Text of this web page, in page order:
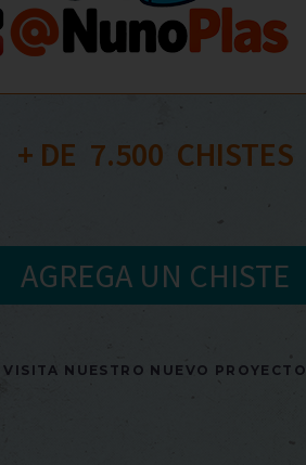
+ DE 7.500
  CHISTES
AGREGA UN CHISTE
VISITA NUESTRO NUEVO PROYECTO